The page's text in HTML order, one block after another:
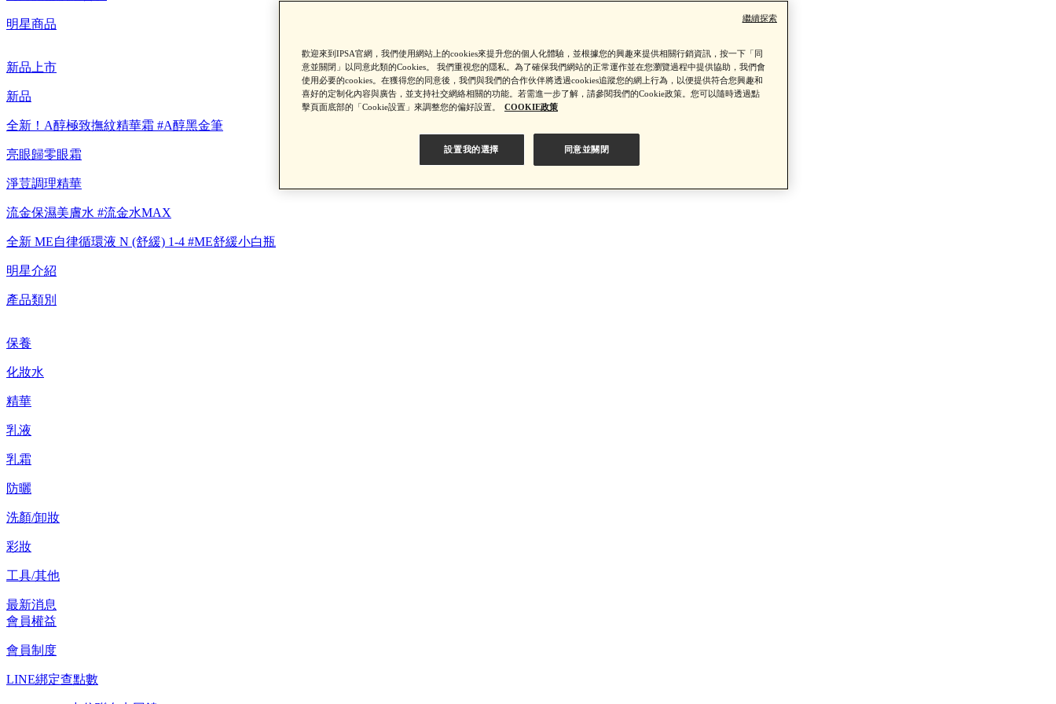
【8/4-8/9 新客LINE購物導購滿$2,000送100點LINE POINTS！】▼點我了解詳情
【8/4-8/9 滿額享好禮▼點我了解詳情】
明星商品
新品上市
新品
全新！A醇極致撫紋精華霜 #A醇黑金筆
亮眼歸零眼霜
淨荳調理精華
流金保濕美膚水 #流金水MAX
全新 ME自律循環液 N (舒緩) 1-4 #ME舒緩小白瓶
明星介紹
產品類別
保養
化妝水
精華
乳液
乳霜
防曬
洗顏/卸妝
彩妝
工具/其他
最新消息
會員權益
會員制度
LINE綁定查點數
歡迎來到IPSA官網，我們使用網站上的cookies來提升您的個人化體驗，並根據您的興趣來提供相關行銷資訊，按一下「同
意並關閉」以同意此類的Cookies。 我們重視您的隱私。為了確保我們網站的正常運作並在您瀏覽過程中提供協助，我們會
使用必要的cookies。在獲得您的同意後，我們與我們的合作伙伴將透過cookies追蹤您的網上行為，以便提供符合您興趣和
喜好的定制化內容與廣告，並支持社交網絡相關的功能。若需進一步了解，請參閱我們的Cookie政策。您可以隨時透過點
擊頁面底部的「Cookie設置」來調整您的偏好設置。
COOKIE政策
設置我的選擇 同意並關閉
繼續探索